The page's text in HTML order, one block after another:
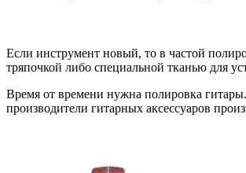
Если инструмент новый, то в частой
тряпочкой либо специальной тканью для
Время от времени нужна полировка
производители гитарных аксессуаров